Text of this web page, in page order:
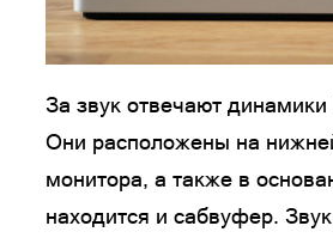
За звук отвечают
Они расположены на
монитора, а также в
находится и сабвуфер.